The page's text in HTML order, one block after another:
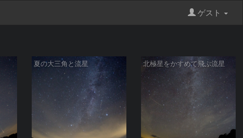
ゲスト
夏の大三角と流星 北極星をかすめて飛ぶ流星